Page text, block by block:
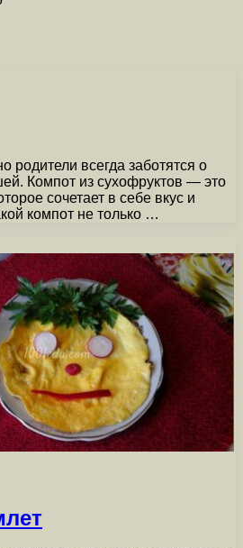
родители всегда заботятся о
Компот из сухофруктов — это
сочетает в себе вкус и
компот не только …